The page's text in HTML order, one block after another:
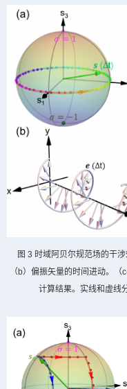
图 3 时域阿贝尔规范场的干
（b）偏振矢量的时间进动。（
计算结果。实线和虚线